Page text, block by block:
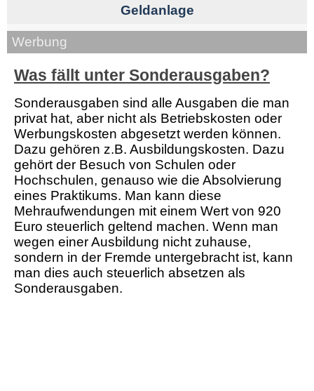
Geldanlage
Werbung
Was fällt unter Sonderausgaben?
Sonderausgaben sind alle Ausgaben die man
privat hat, aber nicht als Betriebskosten oder
Werbungskosten abgesetzt werden können.
Dazu gehören z.B. Ausbildungskosten. Dazu
gehört der Besuch von Schulen oder
Hochschulen, genauso wie die Absolvierung
eines Praktikums. Man kann diese
Mehraufwendungen mit einem Wert von 920
Euro steuerlich geltend machen. Wenn man
wegen einer Ausbildung nicht zuhause,
sondern in der Fremde untergebracht ist, kann
man dies auch steuerlich absetzen als
Sonderausgaben.